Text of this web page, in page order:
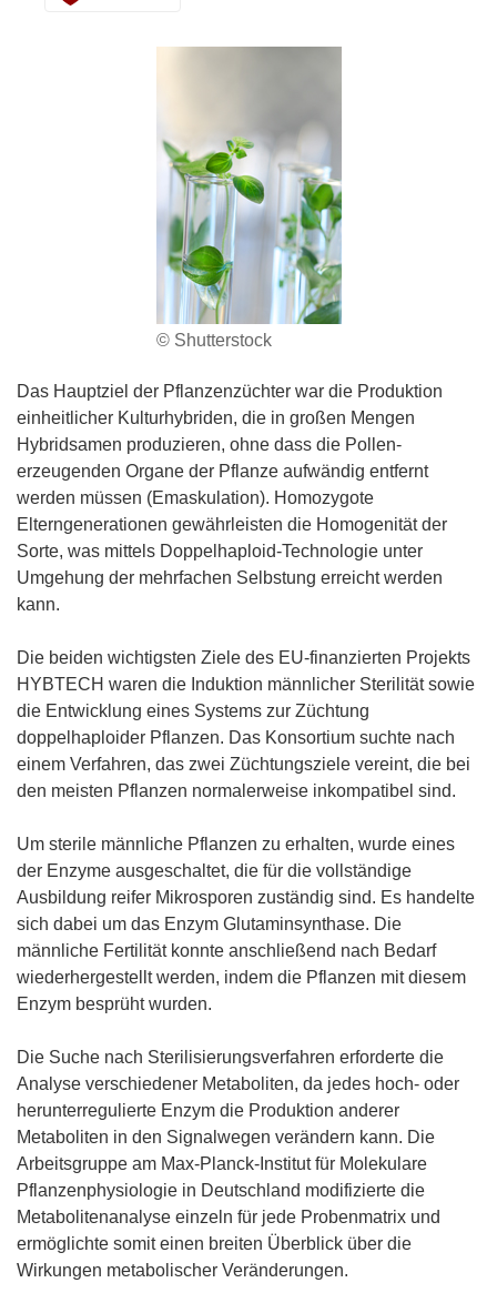
© Shutterstock
Das Hauptziel der Pflanzenzüchter war die Produktion
einheitlicher Kulturhybriden, die in großen Mengen
Hybridsamen produzieren, ohne dass die Pollen-
erzeugenden Organe der Pflanze aufwändig entfernt
werden müssen (Emaskulation). Homozygote
Elterngenerationen gewährleisten die Homogenität der
Sorte, was mittels Doppelhaploid-Technologie unter
Umgehung der mehrfachen Selbstung erreicht werden
kann.
Die beiden wichtigsten Ziele des EU-finanzierten Projekts
HYBTECH waren die Induktion männlicher Sterilität sowie
die Entwicklung eines Systems zur Züchtung
doppelhaploider Pflanzen. Das Konsortium suchte nach
einem Verfahren, das zwei Züchtungsziele vereint, die bei
den meisten Pflanzen normalerweise inkompatibel sind.
Um sterile männliche Pflanzen zu erhalten, wurde eines
der Enzyme ausgeschaltet, die für die vollständige
Ausbildung reifer Mikrosporen zuständig sind. Es handelte
sich dabei um das Enzym Glutaminsynthase. Die
männliche Fertilität konnte anschließend nach Bedarf
wiederhergestellt werden, indem die Pflanzen mit diesem
Enzym besprüht wurden.
Die Suche nach Sterilisierungsverfahren erforderte die
Analyse verschiedener Metaboliten, da jedes hoch- oder
herunterregulierte Enzym die Produktion anderer
Metaboliten in den Signalwegen verändern kann. Die
Arbeitsgruppe am Max-Planck-Institut für Molekulare
Pflanzenphysiologie in Deutschland modifizierte die
Metabolitenanalyse einzeln für jede Probenmatrix und
ermöglichte somit einen breiten Überblick über die
Wirkungen metabolischer Veränderungen.